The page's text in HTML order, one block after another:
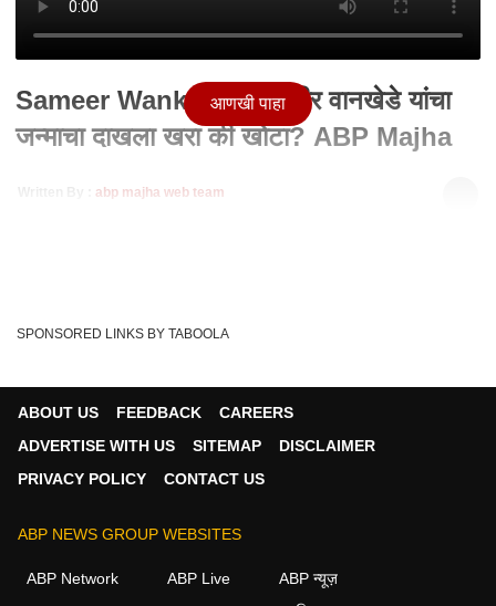
Sameer Wankhede : समीर वानखेडे यांचा
जन्माचा दाखला खरा की खोटा? ABP Majha
abp majha web team
Tags : Abp Majha ABP Majha
मुंबई व्हिडीओ
आणखी पाहा
SPONSORED LINKS BY TABOOLA
ABOUT US FEEDBACK
CAREERS
ADVERTISE WITH US
SITEMAP
DISCLAIMER
PRIVACY POLICY
CONTACT US
ABP NEWS GROUP WEBSITES
ABP Network ABP Live
ABP न्यूज़